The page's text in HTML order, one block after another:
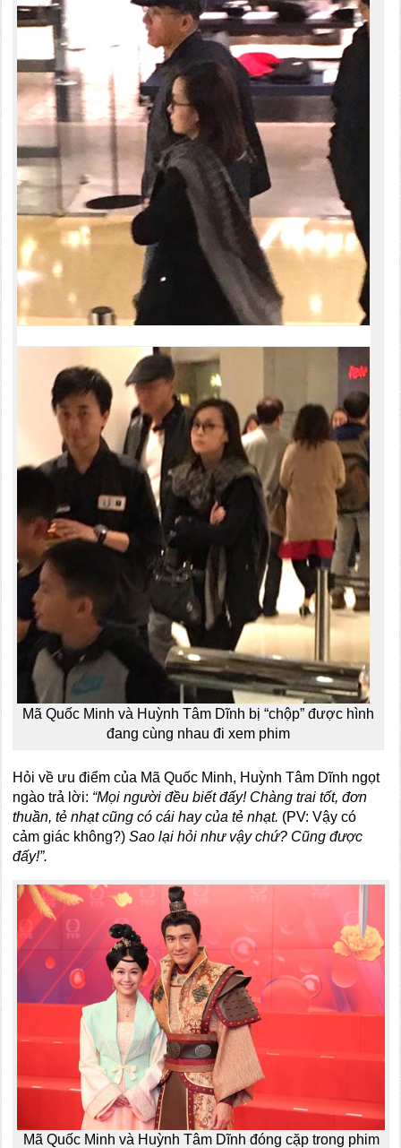
Mã Quốc Minh và Huỳnh Tâm Dĩnh bị “chộp” được hình
đang cùng nhau đi xem phim
Hỏi về ưu điểm của Mã Quốc Minh, Huỳnh Tâm Dĩnh ngọt
ngào trả lời: “Mọi người đều biết đấy! Chàng trai tốt, đơn
thuần, tẻ nhạt cũng có cái hay của tẻ nhạt. (PV: Vậy có
cảm giác không?)Sao lại hỏi như vậy chứ? Cũng được
đấy!”.
Mã Quốc Minh và Huỳnh Tâm Dĩnh đóng cặp trong phim